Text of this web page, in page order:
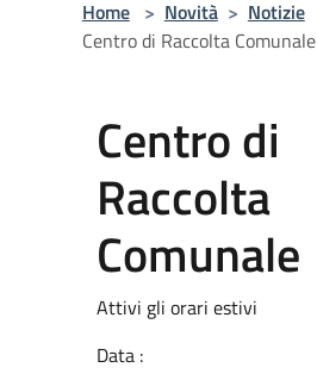
Home > Novità > Notizie
Centro di Raccolta Comunale
Centro di
Raccolta
Comunale
Attivi gli orari estivi
Data :